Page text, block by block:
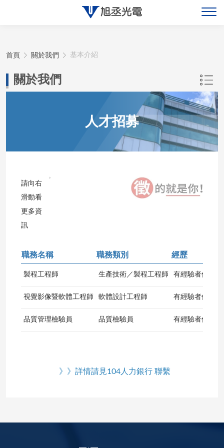
最新消息
產品展示
聯絡旭丞
首頁 關於我們 基本介紹
關於我們
人才招募
請向右
滑動看
更多資
訊
職務名稱 職務類別 經歷
製程工程師 生產技術／製程工程師 有經驗者佳
視覺影像暨軟體工程師 軟體設計工程師 有經驗者佳
品質管理檢驗員 品質檢驗員 有經驗者佳
》 》 詳情請見104人力銀行 聯繫